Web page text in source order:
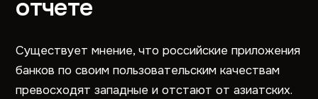
отчете
Существует мнение, что российские приложения
банков по своим пользовательским качествам
превосходят западные и отстают от азиатских.